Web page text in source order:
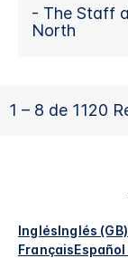
InglésInglés (GB)
Français